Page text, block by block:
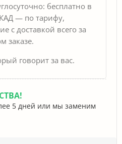
бесплатно в
— по тарифу,
с доставкой всего за
заказе.
говорит за вас.
5 дней или мы заменим